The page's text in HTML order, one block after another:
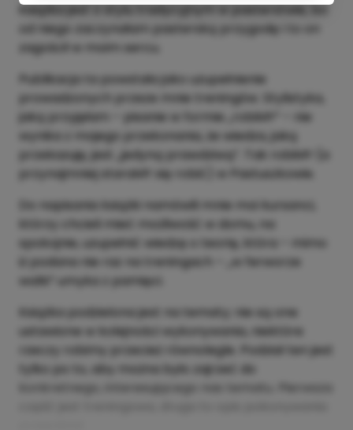
Książka jest o stylu tradycyjnym w pasterstwie, bo
od niego zaczynałam pasterską przygodę i to on
zagościł w moim sercu.
Publikacja ta powstała jako uzupełnienie
prowadzonych przeze mnie treningów. Stylistyka,
jaką przyjęłam – pisanie w formie „robiMY” – nie
wynika z mojego przekonania, że wiedza, jaką
przekazuję, jest „jedyną prawdziwą”. Tak robiMY (a
przynajmniej staraMY się robić) w Pastuszkowie.
Do napisania książki namówili mnie moi kursanci,
którzy chcieli mieć możliwość w domu, na
spokojnie, uzupełnić wiedzę o teorię, która – mimo
iż podana nie raz na treningach – „w ferworze
walki” umyka z pamięci.
Książka podzielona jest na tematy; nie są one
ustawione w kolejności wykonywania, niektóre
rzeczy robimy przecież równolegle. Podział ten jest
tylko po to, aby można było zajrzeć do